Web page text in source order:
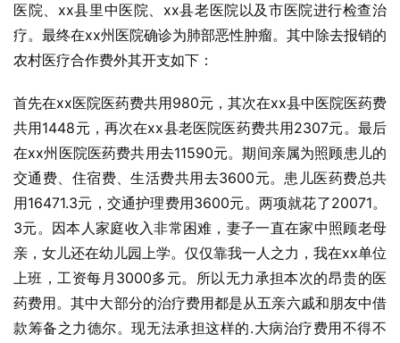
医院、xx县里中医院、xx县老医院以及市医院进行检查治
疗。最终在xx州医院确诊为肺部恶性肿瘤。其中除去报销的
农村医疗合作费外其开支如下：
首先在xx医院医药费共用980元，其次在xx县中医院医药费
共用1448元，再次在xx县老医院医药费共用2307元。最后
在xx州医院医药费共用去11590元。期间亲属为照顾患儿的
交通费、住宿费、生活费共用去3600元。患儿医药费总共
用16471.3元，交通护理费用3600元。两项就花了20071。
3元。因本人家庭收入非常困难，妻子一直在家中照顾老母
亲，女儿还在幼儿园上学。仅仅靠我一人之力，我在xx单位
上班，工资每月3000多元。所以无力承担本次的昂贵的医
药费用。其中大部分的治疗费用都是从五亲六戚和朋友中借
款筹备之力德尔。现无法承担这样的.大病治疗费用不得不